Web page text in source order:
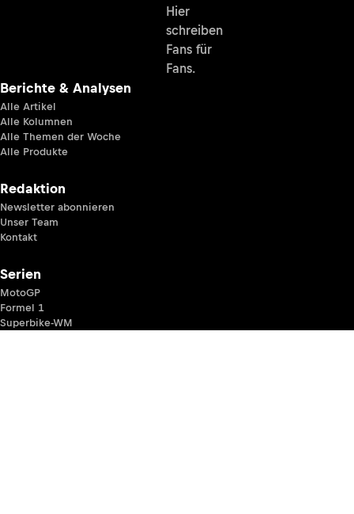
Hier
schreiben
Fans für
Fans.
Berichte & Analysen
Alle Artikel
Alle Kolumnen
Alle Themen der Woche
Alle Produkte
Redaktion
Newsletter abonnieren
Unser Team
Kontakt
Serien
MotoGP
Formel 1
Superbike-WM